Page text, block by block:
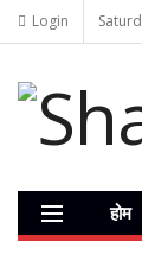
Login
होम